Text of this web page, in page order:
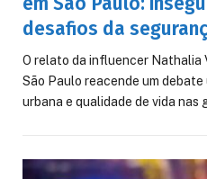
desafios da
O relato da influencer Nathalia
São Paulo reacende um
urbana e qualidade de vida nas